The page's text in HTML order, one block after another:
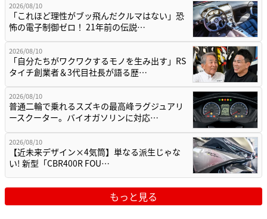
2026/08/10
「これほど理性がブッ飛んだクルマはない」恐
怖の電子制御ゼロ！ 21年前の伝説…
2026/08/10
「自分たちがワクワクするモノを生み出す」RS
タイチ創業者＆3代目社長が語る歴…
2026/08/10
普通二輪で乗れるスズキの最高峰ラグジュアリ
ースクーター。バイオガソリンに対応…
2026/08/10
【近未来デザイン×4気筒】単なる派生じゃな
い! 新型「CBR400R FOU…
もっと見る